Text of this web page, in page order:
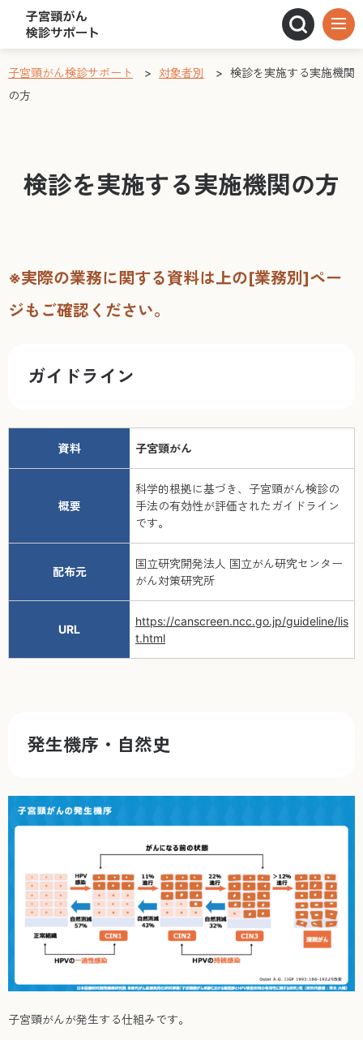
子宮頸がん検診サポート > 対象者別 > 検診を実施する実施機関
の方
検診を実施する実施機関の方
※実際の業務に関する資料は上の[業務別]ペー
ジもご確認ください。
ガイドライン
資料 子宮頸がん
概要
科学的根拠に基づき、子宮頸がん検診の
手法の有効性が評価されたガイドライン
です。
配布元
国立研究開発法人 国立がん研究センター
がん対策研究所
URL
https://canscreen.ncc.go.jp/guideline/lis
t.html
発生機序・自然史
子宮頸がんが発生する仕組みです。